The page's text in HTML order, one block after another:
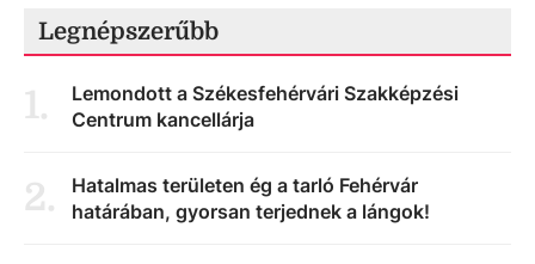
Legnépszerűbb
1.
Lemondott a Székesfehérvári Szakképzési
Centrum kancellárja
2.
Hatalmas területen ég a tarló Fehérvár
határában, gyorsan terjednek a lángok!